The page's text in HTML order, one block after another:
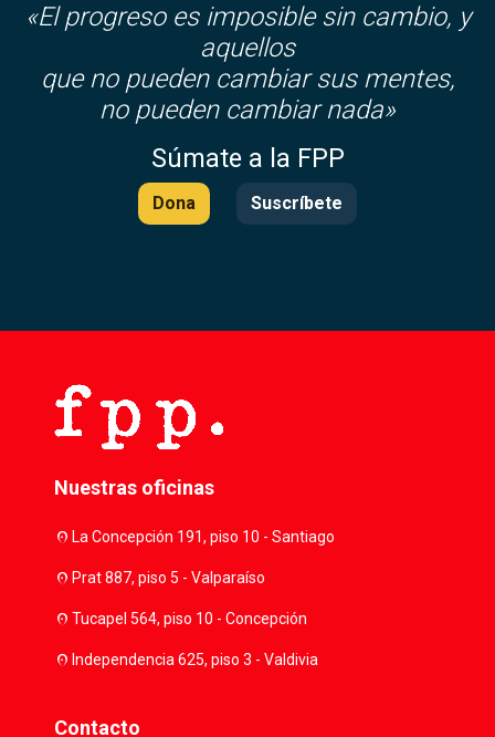
«El progreso es imposible sin cambio, y
aquellos
que no pueden cambiar sus mentes,
no pueden cambiar nada»
Súmate a la FPP
Dona Suscríbete
Nuestras oficinas
location_onLa Concepción 191, piso 10 - Santiago
location_onPrat 887, piso 5 - Valparaíso
location_onTucapel 564, piso 10 - Concepción
location_onIndependencia 625, piso 3 - Valdivia
Contacto